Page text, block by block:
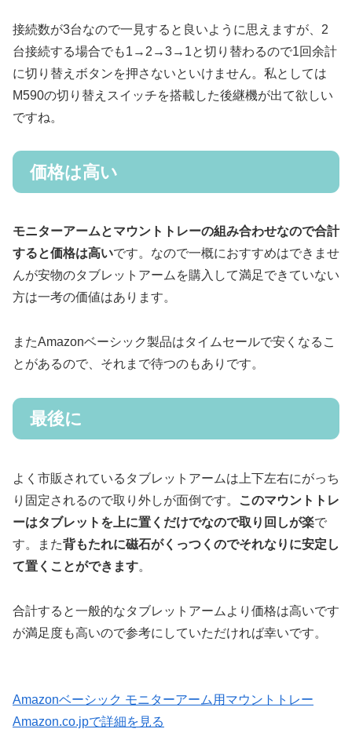
接続数が3台なので一見すると良いように思えますが、2
台接続する場合でも1→2→3→1と切り替わるので1回余計
に切り替えボタンを押さないといけません。私としては
M590の切り替えスイッチを搭載した後継機が出て欲しい
ですね。
価格は高い
モニターアームとマウントトレーの組み合わせなので合計
すると価格は高いです。なので一概におすすめはできませ
んが安物のタブレットアームを購入して満足できていない
方は一考の価値はあります。
またAmazonベーシック製品はタイムセールで安くなるこ
とがあるので、それまで待つのもありです。
最後に
よく市販されているタブレットアームは上下左右にがっち
り固定されるので取り外しが面倒です。
このマウントトレ
ーはタブレットを上に置くだけでなので取り回しが楽で
す。また背もたれに磁石がくっつくのでそれなりに安定し
て置くことができます。
合計すると一般的なタブレットアームより価格は高いです
が満足度も高いので参考にしていただければ幸いです。
Amazonベーシック モニターアーム用マウントトレー
Amazon.co.jpで詳細を見る